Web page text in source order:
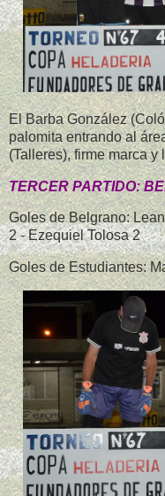
El Barba González
palomita entrando al
(Talleres), firme marca
TERCER PARTIDO:
Goles de Belgrano:
2 - Ezequiel Tolosa 2
Goles de Estudiantes: